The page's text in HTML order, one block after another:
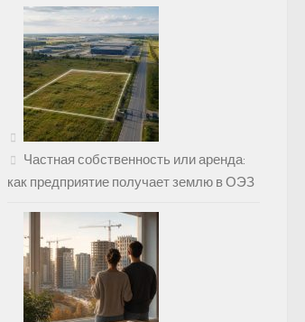
Частная собственность или аренда:
как предприятие получает землю в ОЭЗ